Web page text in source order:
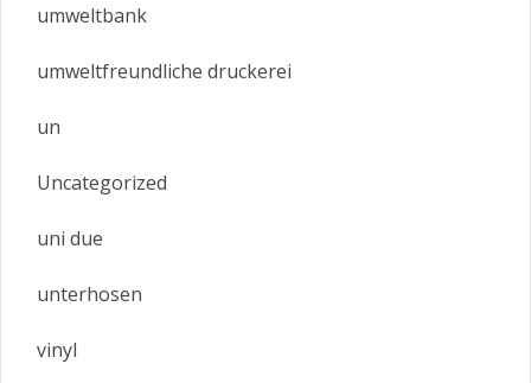
umweltbank
umweltfreundliche druckerei
un
Uncategorized
uni due
unterhosen
vinyl